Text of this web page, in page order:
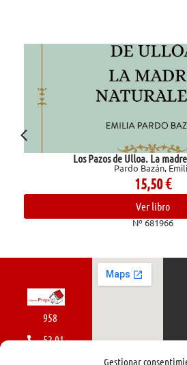
Gestionar
Los Pazos de Ulloa. La
Pardo Bazán,
15,50€
Ver libro
Nº 681966
958
52 01